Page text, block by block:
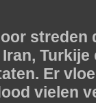
streden
Turkije
Er
vielen